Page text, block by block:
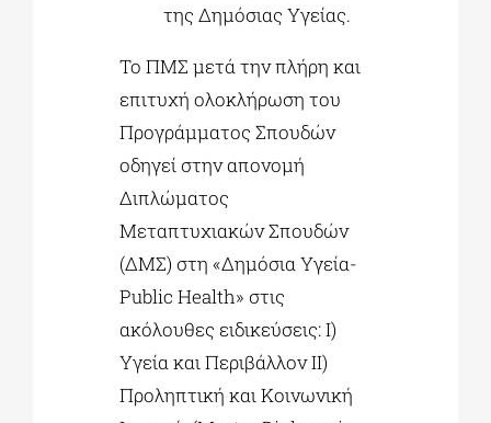
της Δημόσιας Υγείας.
Το ΠΜΣ μετά την πλήρη και
επιτυχή ολοκλήρωση του
Προγράμματος Σπουδών
οδηγεί στην απονομή
Διπλώματος
Μεταπτυχιακών Σπουδών
(ΔΜΣ) στη «Δημόσια Υγεία-
Public Health» στις
ακόλουθες ειδικεύσεις: Ι)
Υγεία και Περιβάλλον ΙΙ)
Προληπτική και Κοινωνική